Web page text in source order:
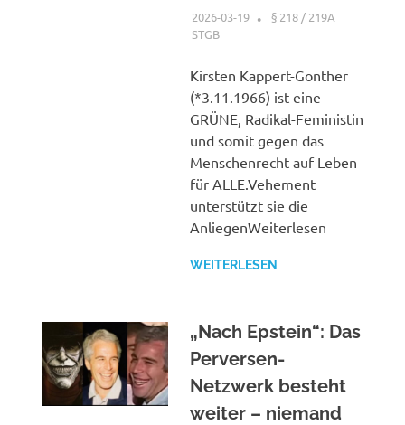
2026-03-19 XX
§ 218 / 219A
STGB
Kirsten Kappert-Gonther
(*3.11.1966) ist eine
GRÜNE, Radikal-Feministin
und somit gegen das
Menschenrecht auf Leben
für ALLE.Vehement
unterstützt sie die
AnliegenWeiterlesen
WEITERLESEN
„Nach Epstein“: Das
Perversen-
Netzwerk besteht
weiter – niemand